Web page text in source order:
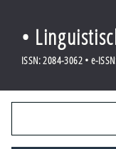
•
ISSN: 2084-3062 • e-